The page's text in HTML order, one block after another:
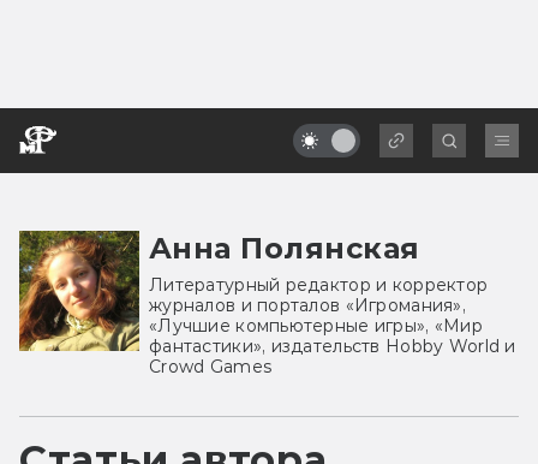
Анна Полянская
Литературный редактор и корректор
журналов и порталов «Игромания»,
«Лучшие компьютерные игры», «Мир
фантастики», издательств Hobby World и
Crowd Games